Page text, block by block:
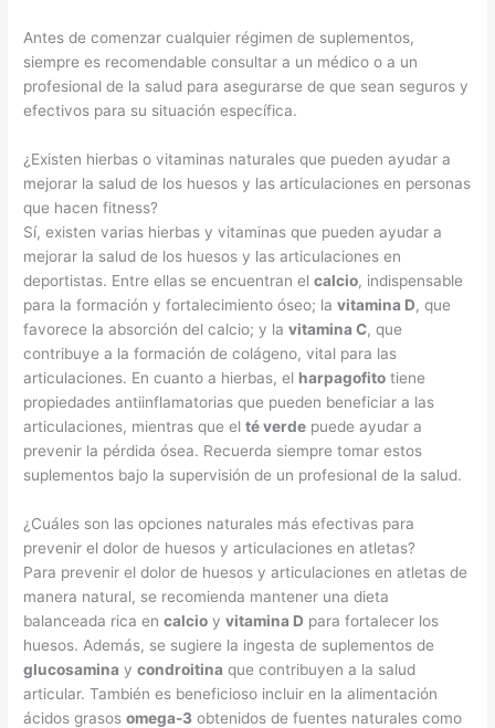
Antes de comenzar cualquier régimen de suplementos,
siempre es recomendable consultar a un médico o a un
profesional de la salud para asegurarse de que sean seguros y
efectivos para su situación específica.
¿Existen hierbas o vitaminas naturales que pueden ayudar a
mejorar la salud de los huesos y las articulaciones en personas
que hacen fitness?
Sí, existen varias hierbas y vitaminas que pueden ayudar a
mejorar la salud de los huesos y las articulaciones en
deportistas. Entre ellas se encuentran elcalcio, indispensable
para la formación y fortalecimiento óseo; lavitamina D, que
favorece la absorción del calcio; y lavitamina C, que
contribuye a la formación de colágeno, vital para las
articulaciones. En cuanto a hierbas, el harpagofito tiene
propiedades antiinflamatorias que pueden beneficiar a las
articulaciones, mientras que elté verde puede ayudar a
prevenir la pérdida ósea. Recuerda siempre tomar estos
suplementos bajo la supervisión de un profesional de la salud.
¿Cuáles son las opciones naturales más efectivas para
prevenir el dolor de huesos y articulaciones en atletas?
Para prevenir el dolor de huesos y articulaciones en atletas de
manera natural, se recomienda mantener una dieta
balanceada rica encalcio yvitamina D para fortalecer los
huesos. Además, se sugiere la ingesta de suplementos de
glucosamina ycondroitina que contribuyen a la salud
articular. También es beneficioso incluir en la alimentación
ácidos grasosomega-3 obtenidos de fuentes naturales como